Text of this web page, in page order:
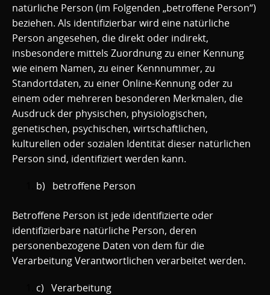
natürliche Person (im Folgenden „betroffene Person“)
beziehen. Als identifizierbar wird eine natürliche
Person angesehen, die direkt oder indirekt,
insbesondere mittels Zuordnung zu einer Kennung
wie einem Namen, zu einer Kennnummer, zu
Standortdaten, zu einer Online-Kennung oder zu
einem oder mehreren besonderen Merkmalen, die
Ausdruck der physischen, physiologischen,
genetischen, psychischen, wirtschaftlichen,
kulturellen oder sozialen Identität dieser natürlichen
Person sind, identifiziert werden kann.
b) betroffene Person
Betroffene Person ist jede identifizierte oder
identifizierbare natürliche Person, deren
personenbezogene Daten von dem für die
Verarbeitung Verantwortlichen verarbeitet werden.
c) Verarbeitung